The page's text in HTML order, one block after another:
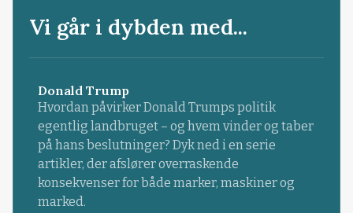
Vi går i dybden med...
Donald Trump
Hvordan påvirker Donald Trumps politik
egentlig landbruget – og hvem vinder og taber
på hans beslutninger? Dyk ned i en serie
artikler, der afslører overraskende
konsekvenser for både marker, maskiner og
marked.